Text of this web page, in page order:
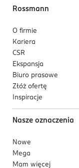
Rossmann
O firmie
Kariera
CSR
Ekspansja
Biuro prasowe
Złóż ofertę
Inspiracje
Nasze oznaczenia
Nowe
Mega
Mam więcej